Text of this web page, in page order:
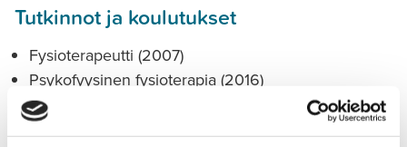
Tutkinnot ja koulutukset
Fysioterapeutti (2007)
Psykofyysinen fysioterapia (2016)
Hengitys itsesäätelyn ja vuorovaikutuksen tukena
(2015)